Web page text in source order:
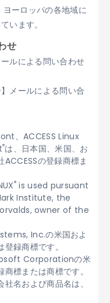
ーロッパの各地域に
います。
せ
ルによる問い合わせ
メールによる問い合
、ACCESS Linux
®は、日本国、米国、お
の登録商標ま
®is used pursuant
Institute, the
owner of the
Inc.の米国およ
録商標です。
Corporationの米
標または商標です。
名および商品名は、